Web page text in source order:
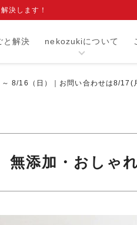
決します！
猫砂・トイレ用
室内用品
と解決 nekozukiについて
8/16（日）｜お問い合わせは8/17(
無添加・おしゃ